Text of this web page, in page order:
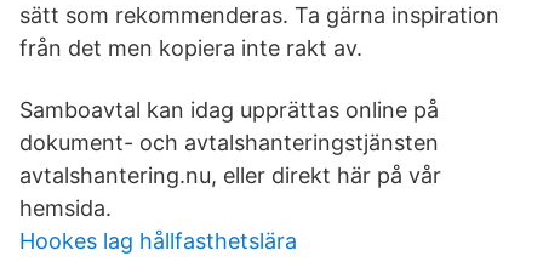
sätt som rekommenderas. Ta gärna inspiration
från det men kopiera inte rakt av.
Samboavtal kan idag upprättas online på
dokument- och avtalshanteringstjänsten
avtalshantering.nu, eller direkt här på vår
hemsida.
Hookes lag hållfasthetslära